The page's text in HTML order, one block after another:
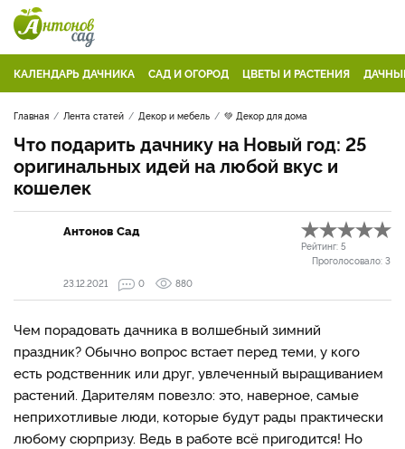
КАЛЕНДАРЬ ДАЧНИКА САД И ОГОРОД ЦВЕТЫ И РАСТЕНИЯ
Главная Лента статей Декор и мебель 💚 Декор для дома
Что подарить дачнику на Новый год: 25
оригинальных идей на любой вкус и
кошелек
Антонов Сад
Рейтинг: 5
Проголосовало: 3
23.12.2021
0 880
Чем порадовать дачника в волшебный зимний
праздник? Обычно вопрос встает перед теми, у кого
есть родственник или друг, увлеченный выращиванием
растений. Дарителям повезло: это, наверное, самые
неприхотливые люди, которые будут рады практически
любому сюрпризу. Ведь в работе всё пригодится! Но